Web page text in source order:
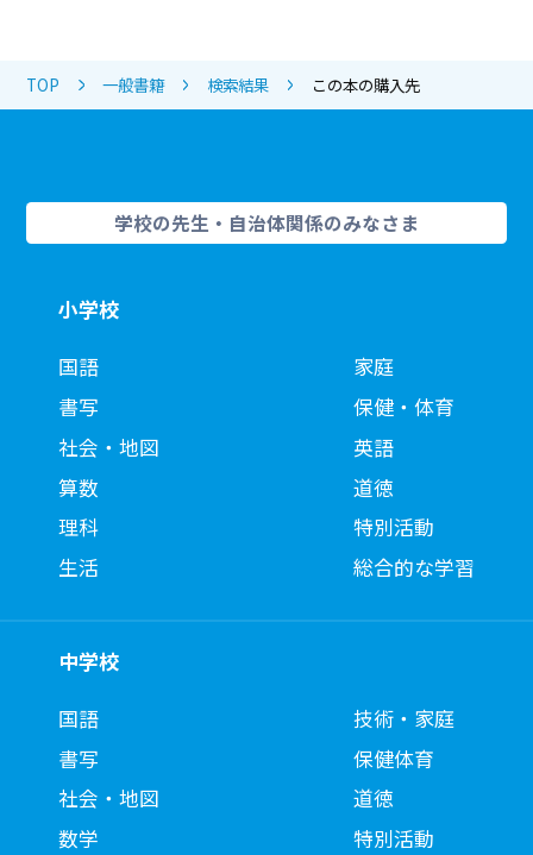
TOP 一般書籍 検索結果 この本の購入先
学校の先生・自治体関係のみなさま
小学校
国語
書写
社会・地図
算数
理科
生活
家庭
保健・体育
英語
道徳
特別活動
総合的な学習
中学校
国語
書写
社会・地図
数学
技術・家庭
保健体育
道徳
特別活動